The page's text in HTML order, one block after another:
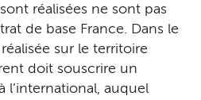
réalisées ne sont pas
de base France. Dans le
sur le territoire
doit souscrire un
l’international, auquel